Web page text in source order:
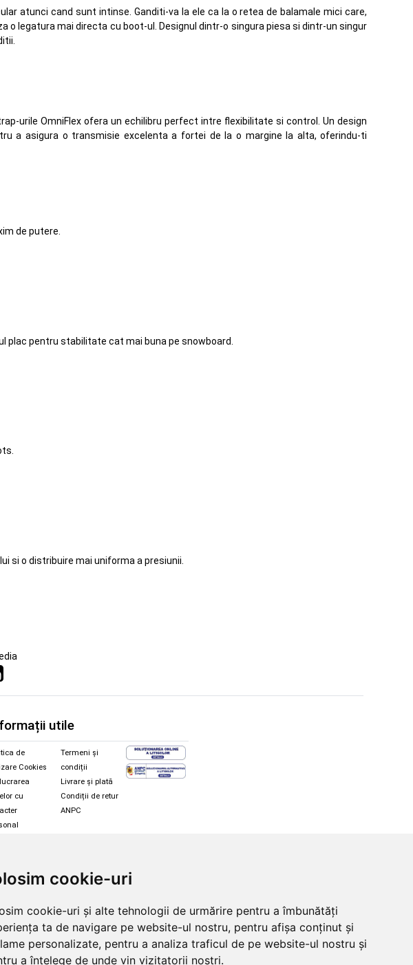
cookie-uri
cookie-uri și alte tehnologii de urmărire pentru a îmbunătăți
ta de navigare pe website-ul nostru, pentru afișa conținut și
personalizate, pentru a analiza traficul de pe website-ul nostru și
a înțelege de unde vin vizitatorii noștri.
atunci cand sunt intinse. Ganditi-va la ele ca la o retea de balamale mici care,
o legatura mai directa cu boot-ul. Designul dintr-o singura piesa si dintr-un singur
urile OmniFlex ofera un echilibru perfect intre flexibilitate si control. Un design
a asigura o transmisie excelenta a fortei de la o margine la alta, oferindu-ti
de putere.
plac pentru stabilitate cat mai buna pe snowboard.
si o distribuire mai uniforma a presiunii.
utile
de
Cookies
cu
Termeni și
condiții
Livrare și plată
Condiții de retur
ANPC
SDS
longboard
Îmbrăcăminte schi și snowboard
Căști și ochelari Alpina
Ochelari Oakley
Ochelari Alpina
Ochelari de soare Oakley
Ochelari de soare Alpina
Intretinere manusi